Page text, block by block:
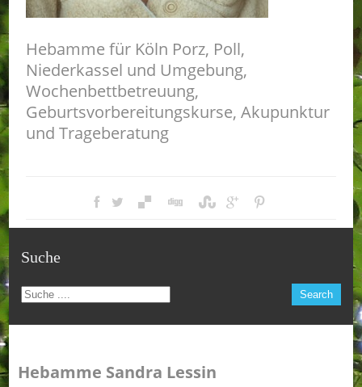
Hebamme für Köln Porz, Poll,
Niederkassel und Umgebung,
Wochenbettbetreuung,
Geburtsvorbereitungskurse, Akupunktur
und Trageberatung
Suche
Hebamme Sandra Lessin